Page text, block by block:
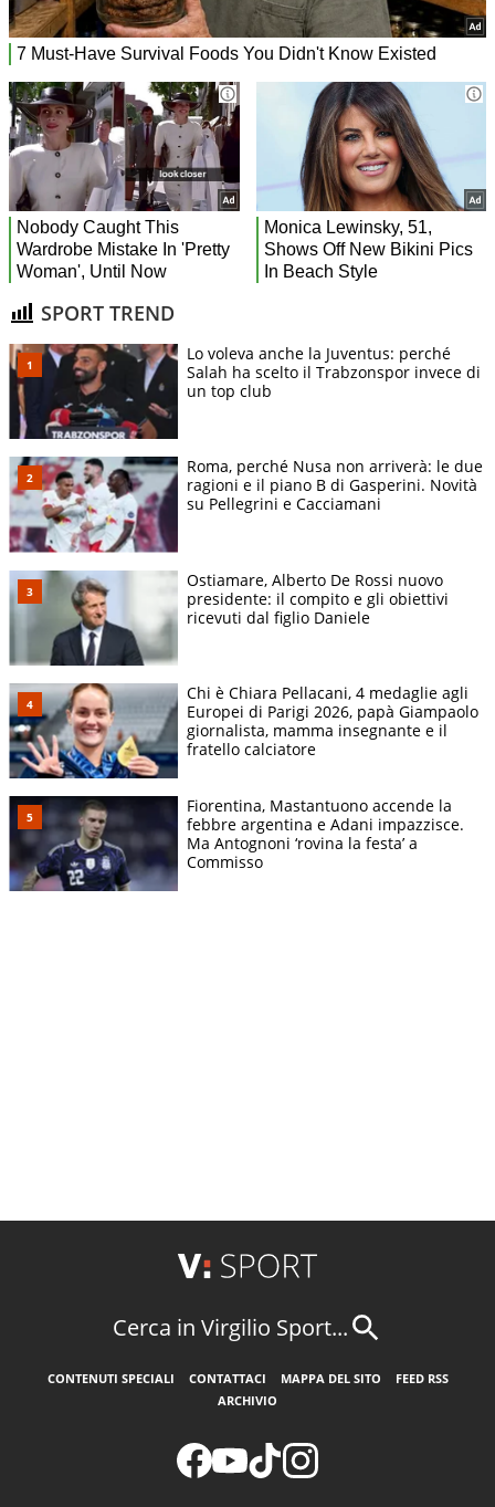
SPORT TREND
Lo voleva anche la Juventus: perché
Salah ha scelto il Trabzonspor invece di
un top club
Roma, perché Nusa non arriverà: le due
ragioni e il piano B di Gasperini. Novità
su Pellegrini e Cacciamani
Ostiamare, Alberto De Rossi nuovo
presidente: il compito e gli obiettivi
ricevuti dal figlio Daniele
Chi è Chiara Pellacani, 4 medaglie agli
Europei di Parigi 2026, papà Giampaolo
giornalista, mamma insegnante e il
fratello calciatore
Fiorentina, Mastantuono accende la
febbre argentina e Adani impazzisce.
Ma Antognoni ‘rovina la festa’ a
Commisso
Cerca in Virgilio Sport...
CONTENUTI SPECIALI CONTATTACI MAPPA DEL SITO
FEED RSS
ARCHIVIO